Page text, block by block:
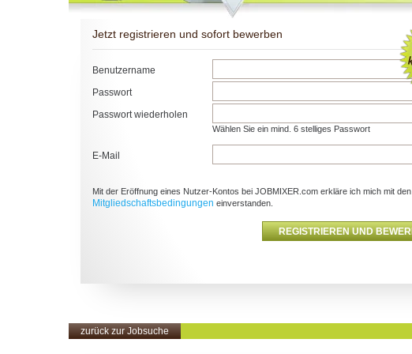
Jetzt registrieren und sofort bewerben
Benutzername
Passwort
Passwort wiederholen
Wählen Sie ein mind. 6 stelliges Passwort
E-Mail
Mit der Eröffnung eines Nutzer-Kontos bei JOBMIXER.com erkläre ich mich mit den
Mitgliedschaftsbedingungen einverstanden.
zurück zur Jobsuche